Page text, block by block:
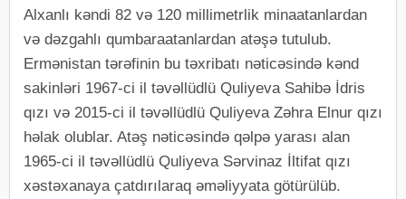
Alxanlı kəndi 82 və 120 millimetrlik minaatanlardan
və dəzgahlı qumbaraatanlardan atəşə tutulub.
Ermənistan tərəfinin bu təxribatı nəticəsində kənd
sakinləri 1967-ci il təvəllüdlü Quliyeva Sahibə İdris
qızı və 2015-ci il təvəllüdlü Quliyeva Zəhra Elnur qızı
həlak olublar. Atəş nəticəsində qəlpə yarası alan
1965-ci il təvəllüdlü Quliyeva Sərvinaz İltifat qızı
xəstəxanaya çatdırılaraq əməliyyata götürülüb.